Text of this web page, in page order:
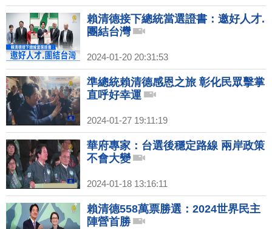
賴清德接下總統當選證書：邀好人才.
團結台灣
2024-01-20 20:31:53
準總統賴清德感恩之旅 彰化民眾擊掌
直呼好幸運
2024-01-27 19:11:19
華府專家：台選後穩定路線 兩岸政策
不會大變
2024-01-18 13:16:11
賴清德558萬票勝選：2024世界民主
陣營首勝